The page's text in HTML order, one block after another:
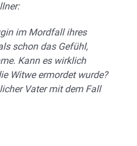
im Mordfall ihres
schon das Gefühl,
Kann es wirklich
Witwe ermordet wurde?
Vater mit dem Fall